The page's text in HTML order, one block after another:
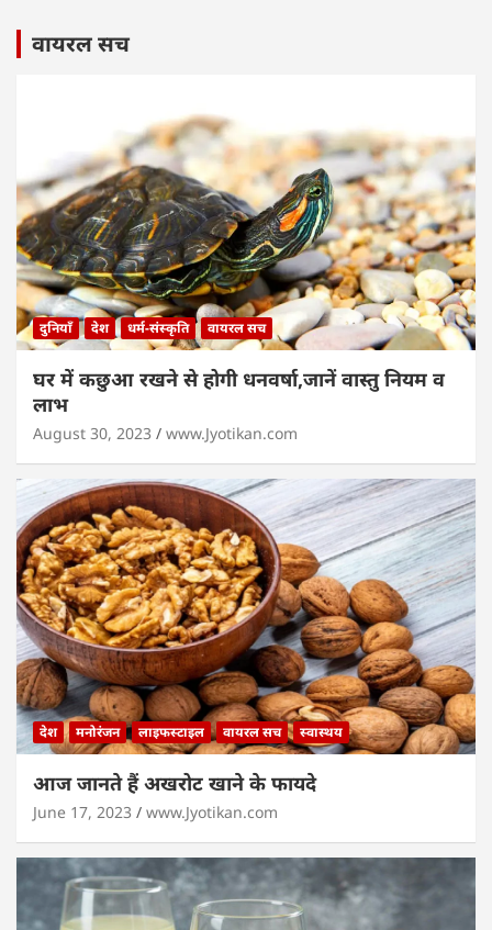
वायरल सच
दुनियाँ देश धर्म-संस्कृति वायरल सच
घर में कछुआ रखने से होगी धनवर्षा,जानें वास्तु नियम व
लाभ
August 30, 2023 www.Jyotikan.com
देश मनोरंजन लाइफस्टाइल वायरल सच स्वास्थय
आज जानते हैं अखरोट खाने के फायदे
June 17, 2023 www.Jyotikan.com